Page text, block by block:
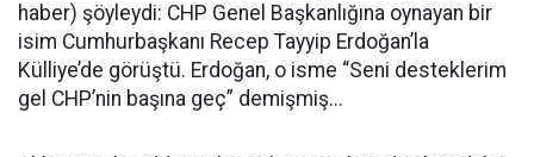
haber) şöyleydi: CHP Genel Başkanlığına oynayan bir
isim Cumhurbaşkanı Recep Tayyip Erdoğan’la
Külliye’de görüştü. Erdoğan, o isme “Seni desteklerim
gel CHP’nin başına geç” demişmiş...